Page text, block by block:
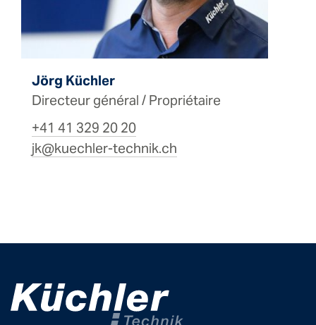
Jörg Küchler
Directeur général / Propriétaire
+41 41 329 20 20
jk@kuechler-technik.ch